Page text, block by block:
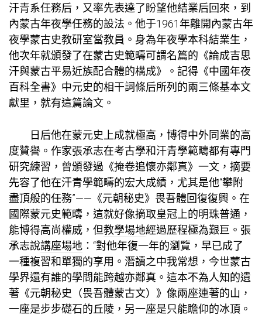
汗青系任務后，又率先表達了盼望他結業后回來，到
內蒙古年夜學任務的設法。他于1961年離開內蒙古年
夜學蒙古史教研室當教員。身為年夜學本科結業生，
他次年就頒發了在蒙古史範疇可謂名篇的《論成吉思
汗與蒙古平易近族配合體的構成》。記得《中國年夜
百科全書》中元史的相干詞條后所列的兩三條基本文
獻里，就有這篇論文。
日后他在蒙元史上成就極高，博得中外同業的高
度贊譽。作家張承志在考古學和汗青學範疇都有專門
研究練習，曾頒發過《掩卷追懷亦鄰真》一文，摘要
先容了他在汗青學範疇的宏大成績，尤其是他“攀附
盡頂般的任務”——《元朝秘史》畏吾體回復復興。在
國際蒙元史範疇，這就好像摘取皇冠上的明珠普通，
能博得高尚權威，但教學場地經過歷程極為艱巨。張
承志說講座場地 ：“對他年復一年的瀏覽，早已成了
一種複習和單獨的享用。潛讀之中我常想，今世蒙古
學界還有誰的學問能跨越亦鄰真。這本不為人知的遺
著《元朝秘史（畏吾體蒙古文）》像兩座連著的山，
一座是步步礎石的丘陵，另一座是只能瞻仰的冰頂。